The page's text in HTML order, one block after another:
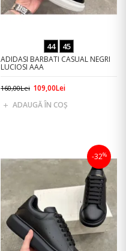
44 45
ADIDASI BARBATI CASUAL NEGRI
LUCIOSI AAA
160,00Lei 109,00Lei
ADAUGĂ ÎN COŞ
-32%